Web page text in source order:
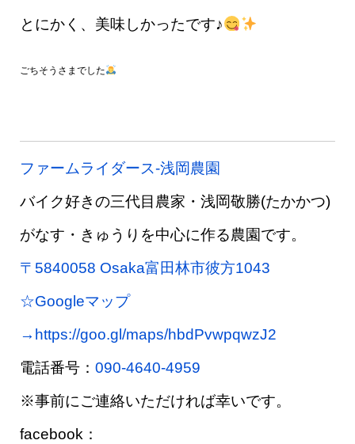
とにかく、美味しかったです♪
ごちそうさまでした
ファームライダース-浅岡農園
バイク好きの三代目農家・浅岡敬勝(たかかつ)
がなす・きゅうりを中心に作る農園です。
〒5840058 Osaka富田林市彼方1043
☆Googleマップ
→https://goo.gl/maps/hbdPvwpqwzJ2
電話番号： 090-4640-4959
※事前にご連絡いただければ幸いです。
facebook：